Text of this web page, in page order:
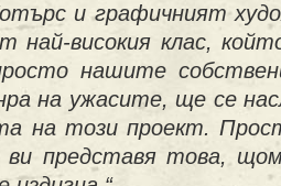
и графичният
най-високия клас,
нашите
на ужасите, ще се
на този проект.
ви представя това,